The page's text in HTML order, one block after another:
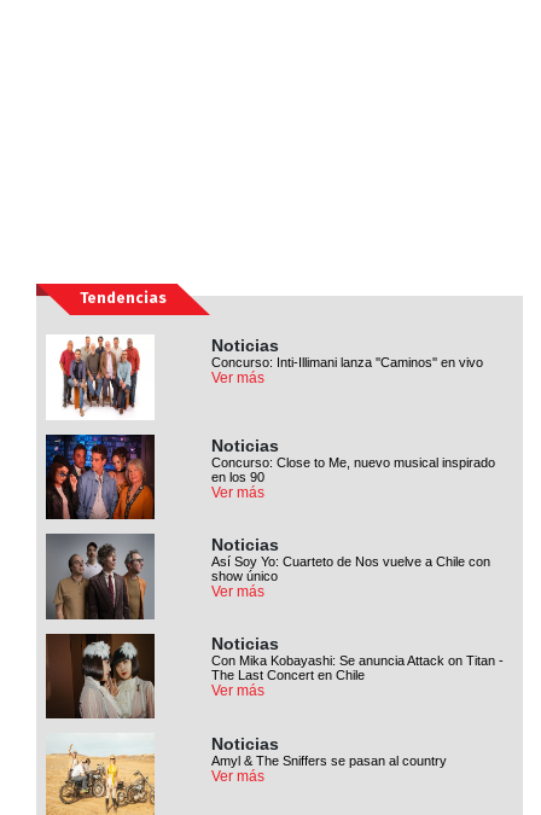
Tendencias
Noticias
Concurso: Inti-Illimani lanza ''Caminos'' en vivo
Ver más
Noticias
Concurso: Close to Me, nuevo musical inspirado
en los 90
Ver más
Noticias
Así Soy Yo: Cuarteto de Nos vuelve a Chile con
show único
Ver más
Noticias
Con Mika Kobayashi: Se anuncia Attack on Titan -
The Last Concert en Chile
Ver más
Noticias
Amyl & The Sniffers se pasan al country
Ver más